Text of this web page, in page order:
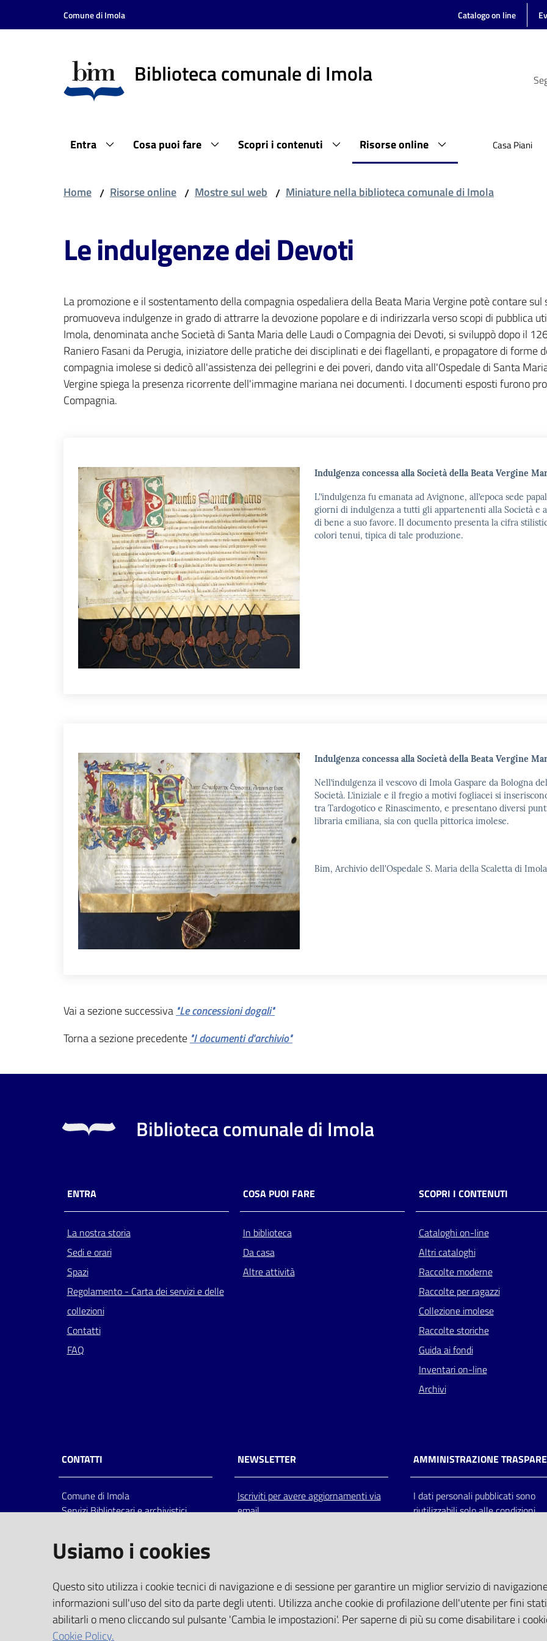
Vai al contenuto
Vai alla navigazione
Comune di Imola Catalogo on line
Biblioteca comunale di Imola
Entra Cosa puoi fare Scopri i contenuti Risorse online Casa Piani
Home / Risorse online / Mostre sul web / Miniature nella biblioteca comunale di Imola
Le indulgenze dei Devoti
La promozione e il sostentamento della compagnia ospedaliera della Beata Maria Vergine potè contare
promuoveva indulgenze in grado di attrarre la devozione popolare e di indirizzarla verso scopi di pubblica
Imola, denominata anche Società di Santa Maria delle Laudi o Compagnia dei Devoti, si sviluppò dopo il
Raniero Fasani da Perugia, iniziatore delle pratiche dei disciplinati e dei flagellanti, e propagatore di forme
compagnia imolese si dedicò all'assistenza dei pellegrini e dei poveri, dando vita all'Ospedale di Santa
Vergine spiega la presenza ricorrente dell'immagine mariana nei documenti. I documenti esposti furono
Compagnia.
Indulgenza concessa alla Società della Beata Vergine
L'’indulgenza fu emanata ad Avignone, all’epoca sede
giorni di indulgenza a tutti gli appartenenti alla Società e
di bene a suo favore. Il documento presenta la cifra
colori tenui, tipica di tale produzione.
Indulgenza concessa alla Società della Beata Vergine
Nell’indulgenza il vescovo di Imola Gaspare da Bologna
Società. L’iniziale e il fregio a motivi fogliacei si
tra Tardogotico e Rinascimento, e presentano diversi
libraria emiliana, sia con quella pittorica imolese.
Bim, Archivio dell'Ospedale S. Maria della Scaletta di Imola
Vai a sezione successiva"Le concessioni dogali"
Torna a sezione precedente"I documenti d'archivio"
Biblioteca comunale di Imola
ENTRA
La nostra storia
Sedi e orari
Spazi
Regolamento - Carta dei servizi e delle
collezioni
Contatti
FAQ
COSA PUOI FARE
In biblioteca
Da casa
Altre attività
SCOPRI I CONTENUTI
Cataloghi on-line
Altri cataloghi
Raccolte moderne
Raccolte per ragazzi
Collezione imolese
Raccolte storiche
Guida ai fondi
Inventari on-line
Archivi
CONTATTI
Comune di Imola
Servizi Bibliotecari e archivistici
Italia
centralino: tel 0542.6026.36 fax
bim@comune.imola.bo.it
PEC
comune.imola@cert.provincia.bo.it
P.IVA 00523381200
NEWSLETTER
Iscriviti per avere aggiornamenti via
email
AMMINISTRAZIONE
I dati personali pubblicati sono
riutilizzabili solo alle condizioni
Usiamo i cookies
Questo sito utilizza i cookie tecnici di navigazione e di sessione per garantire un miglior servizio di
informazioni sull'uso del sito da parte degli utenti. Utilizza anche cookie di profilazione dell'utente per fini
abilitarli o meno cliccando sul pulsante 'Cambia le impostazioni'. Per saperne di più su come disabilitare i
Cookie Policy.